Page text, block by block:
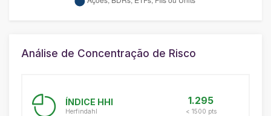
Análise de Concentração de Risco
ÍNDICE HHI
Herfindahl
1.295
< 1500 pts